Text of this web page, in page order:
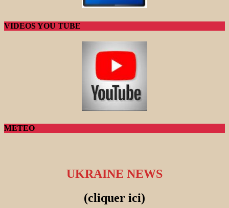
VIDEOS YOU TUBE
METEO
UKRAINE NEWS
(cliquer ici)